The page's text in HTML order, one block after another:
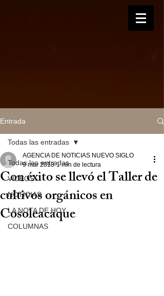
Entrada
Todas las entradas
VIDEOS
NOTICIAS
LA NOTA DE HOY
COLUMNAS
Todas las entradas
Con éxito se llevó el Taller de
cultivos orgánicos en
Cosoleacaque
AGENCIA DE NOTICIAS NUEVO SIGLO
9 mar 2018 1 min de lectura